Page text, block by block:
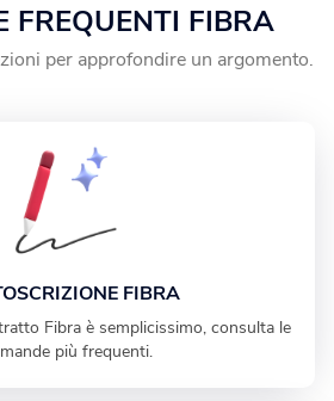
FREQUENTI FIBRA
per approfondire un argomento.
FIBRA
Fibra è semplicissimo, consulta le
più frequenti.